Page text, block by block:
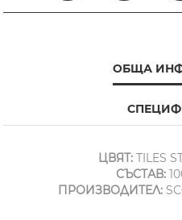
ОБЩА
ЦВЯТ: TILES
СЪСТАВ:
ПРОИЗВОДИТЕЛ: